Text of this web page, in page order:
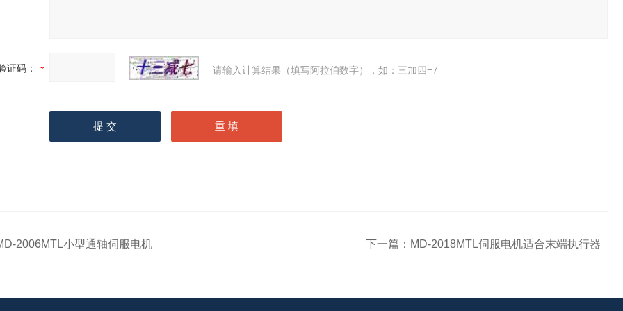
证码： 请输入计算结果（填写阿拉伯数字），如：三加四=7
2006MTL小型通轴伺服电机 下一篇： MD-2018MTL伺服电机适合末端执行器